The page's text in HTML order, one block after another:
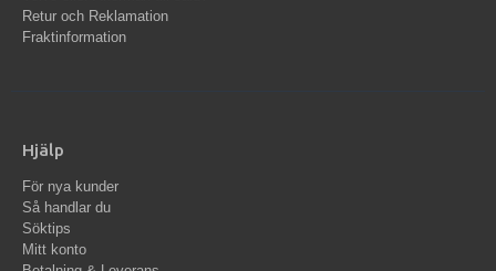
Retur och Reklamation
Fraktinformation
Hjälp
För nya kunder
Så handlar du
Söktips
Mitt konto